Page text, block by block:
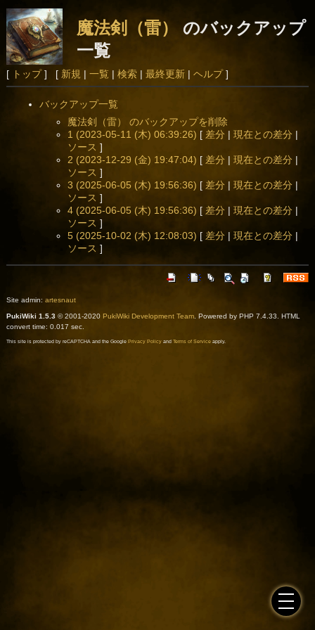
魔法剣（雷）
のバックアップ
一覧
[ トップ] [ 新規 | 一覧 | 検索| 最終更新| ヘルプ]
バックアップ一覧
魔法剣（雷） のバックアップを削除
1 (2023-05-11 (木) 06:39:26) [ 差分 |現在との差分 |
ソース ]
2 (2023-12-29 (金) 19:47:04) [ 差分 |現在との差分 |
ソース ]
3 (2025-06-05 (木) 19:56:36) [ 差分 |現在との差分 |
ソース ]
4 (2025-06-05 (木) 19:56:36) [ 差分 |現在との差分 |
ソース ]
5 (2025-10-02 (木) 12:08:03) [ 差分 |現在との差分 |
ソース ]
Site admin: artesnaut
PukiWiki 1.5.3© 2001-2020 PukiWiki Development Team. Powered by PHP 7.4.33. HTML
convert time: 0.017 sec.
This site is protected by reCAPTCHA and the Google Privacy Policyand Terms of Serviceapply.